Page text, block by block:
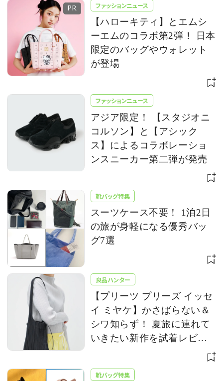
ファッションニュース
【ハローキティ】とエムシ
ーエムのコラボ第2弾！ 日本
限定のバッグやウォレット
が登場
ファッションニュース
アジア限定！ 【スタジオニ
コルソン】と【アシック
ス】によるコラボレーショ
ンスニーカー第二弾が発売
靴バッグ特集
スーツケース不要！ 1泊2日
の旅が身軽になる優秀バッ
グ7選
良品ハンター
【プリーツ プリーズ イッセ
イ ミヤケ】かさばらない＆
シワ知らず！ 夏旅に連れて
いきたい新作を試着レビュ
靴バッグ特集